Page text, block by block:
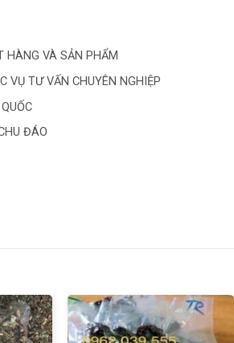
HÀNG VÀ SẢN PHẨM
VỤ TƯ VẤN CHUYÊN NGHIỆP
ĐÁO